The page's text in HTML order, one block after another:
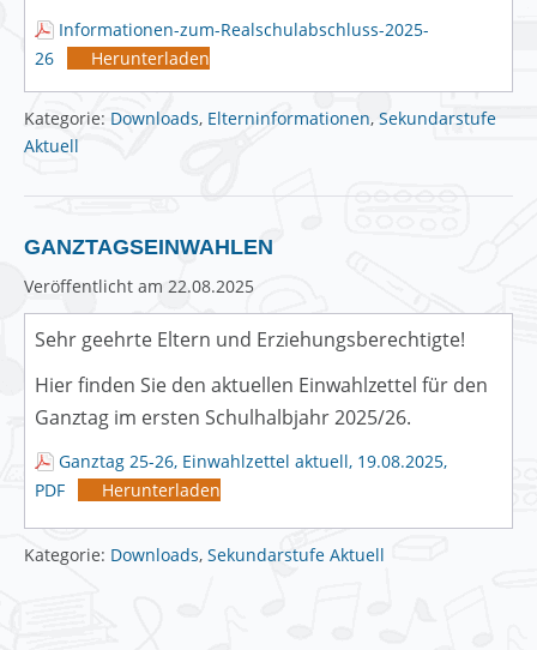
Informationen-zum-Realschulabschluss-2025-
26
Herunterladen
Kategorie: Downloads, Elterninformationen, Sekundarstufe
Aktuell
GANZTAGSEINWAHLEN
Veröffentlicht am 22.08.2025
Sehr geehrte Eltern und Erziehungsberechtigte!
Hier finden Sie den aktuellen Einwahlzettel für den
Ganztag im ersten Schulhalbjahr 2025/26.
Ganztag 25-26, Einwahlzettel aktuell, 19.08.2025,
PDF
Herunterladen
Kategorie: Downloads, Sekundarstufe Aktuell